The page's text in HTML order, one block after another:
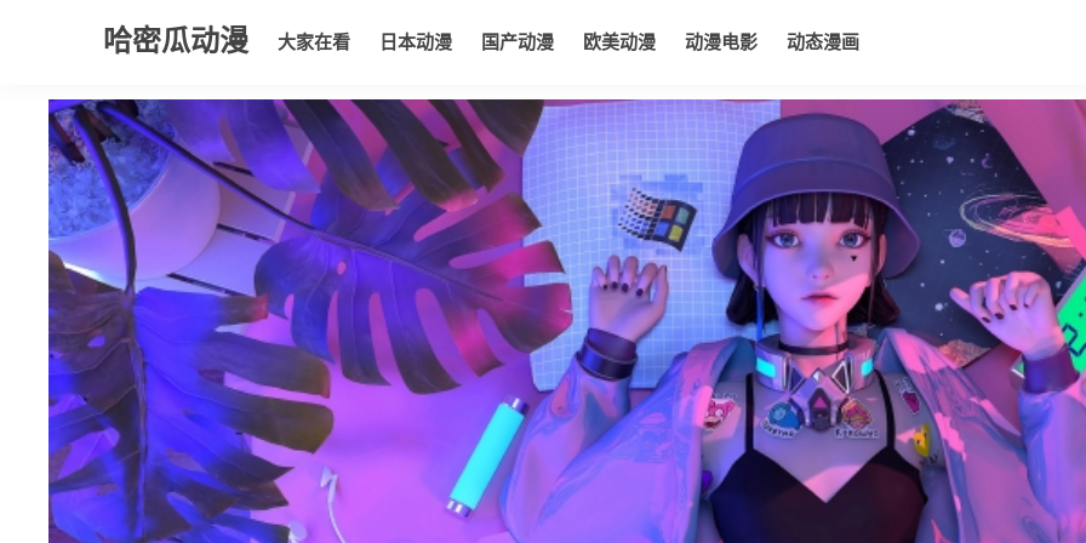
哈密瓜动漫 大家在看 日本动漫 国产动漫 欧美动漫 动漫电影 动态漫画
大家在看 日本动漫 国产动漫 欧美动漫 动漫电影 动态漫画